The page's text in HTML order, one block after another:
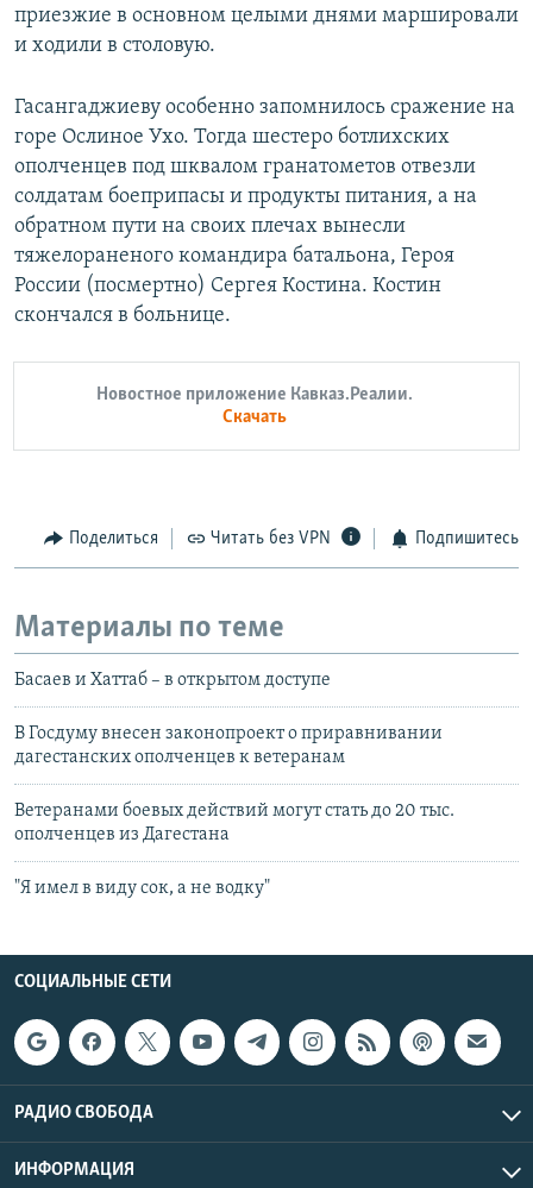
приезжие в основном целыми днями маршировали
и ходили в столовую.
Гасангаджиеву особенно запомнилось сражение на
горе Ослиное Ухо. Тогда шестеро ботлихских
ополченцев под шквалом гранатометов отвезли
солдатам боеприпасы и продукты питания, а на
обратном пути на своих плечах вынесли
тяжелораненого командира батальона, Героя
России (посмертно) Сергея Костина. Костин
скончался в больнице.
Новостное приложение Кавказ.Реалии.
Скачать
Поделиться Читать без VPN Подпишитесь
Материалы по теме
Басаев и Хаттаб – в открытом доступе
В Госдуму внесен законопроект о приравнивании
дагестанских ополченцев к ветеранам
Ветеранами боевых действий могут стать до 20 тыс.
ополченцев из Дагестана
"Я имел в виду сок, а не водку"
СОЦИАЛЬНЫЕ СЕТИ
РАДИО СВОБОДА
ИНФОРМАЦИЯ